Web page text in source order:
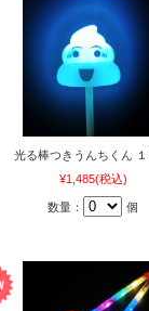
光る棒つきうんちくん １
¥1,485(税込)
数量： 個